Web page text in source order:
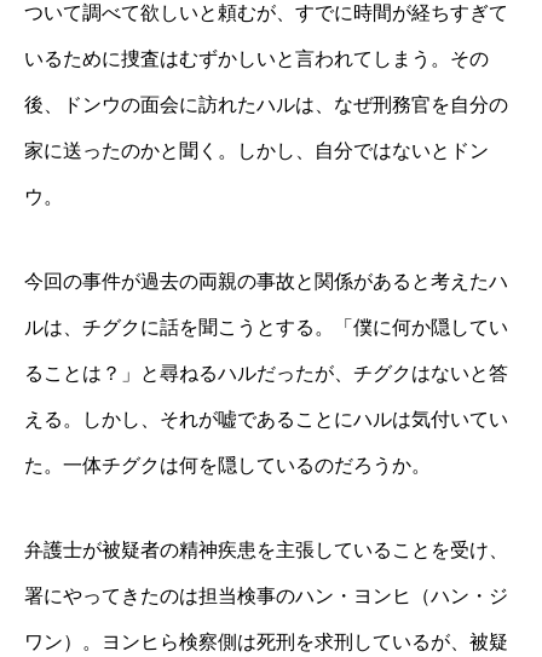
ついて調べて欲しいと頼むが、すでに時間が経ちすぎて
いるために捜査はむずかしいと言われてしまう。その
後、ドンウの面会に訪れたハルは、なぜ刑務官を自分の
家に送ったのかと聞く。しかし、自分ではないとドン
ウ。
今回の事件が過去の両親の事故と関係があると考えたハ
ルは、チグクに話を聞こうとする。「僕に何か隠してい
ることは？」と尋ねるハルだったが、チグクはないと答
える。しかし、それが嘘であることにハルは気付いてい
た。一体チグクは何を隠しているのだろうか。
弁護士が被疑者の精神疾患を主張していることを受け、
署にやってきたのは担当検事のハン・ヨンヒ（ハン・ジ
ワン）。ヨンヒら検察側は死刑を求刑しているが、被疑